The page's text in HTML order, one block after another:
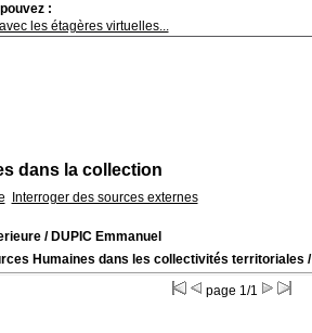
:
les étagères virtuelles...
dans la collection
Interroger des sources externes
/ DUPIC Emmanuel
Humaines dans les collectivités territoriales
page 1/1